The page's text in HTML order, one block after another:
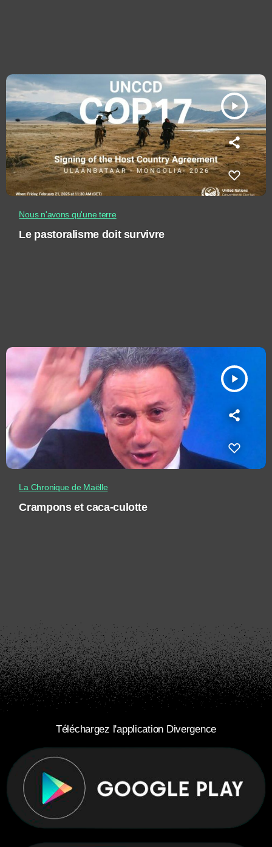
play_arrow
Nous n'avons qu'une terre
Le pastoralisme doit survivre
play_arrow
La Chronique de Maëlle
Crampons et caca-culotte
Téléchargez l'application Divergence